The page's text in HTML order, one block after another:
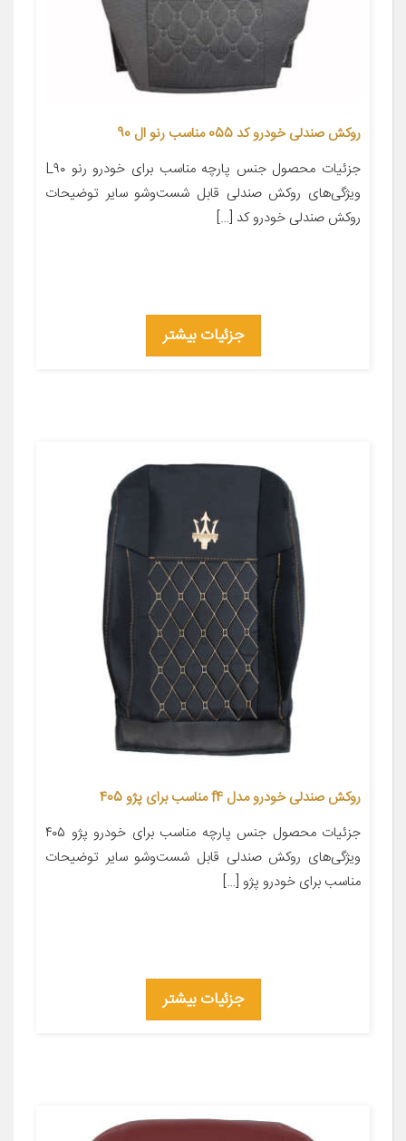
روکش صندلی خودرو کد 055 مناسب رنو ال 90
جزئیات محصول جنس پارچه مناسب برای خودرو رنو L۹۰
ویژگی‌های روکش صندلی قابل شست‌وشو سایر توضیحات
روکش صندلی خودرو کد […]
جزئیات بیشتر
روکش صندلی خودرو مدل f4 مناسب برای پژو 405
جزئیات محصول جنس پارچه مناسب برای خودرو پژو ۴۰۵
ویژگی‌های روکش صندلی قابل شست‌وشو سایر توضیحات
مناسب برای خودرو پژو […]
جزئیات بیشتر